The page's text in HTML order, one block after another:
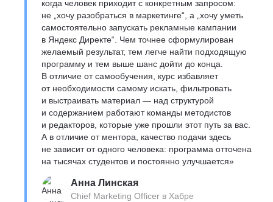
когда человек приходит с конкретным запросом:
не „хочу разобраться в маркетинге“, а „хочу уметь
самостоятельно запускать рекламные кампании
в Яндекс Директе“. Чем точнее сформулирован
желаемый результат, тем легче найти подходящую
программу и тем выше шанс дойти до конца.
В отличие от самообучения, курс избавляет
от необходимости самому искать, фильтровать
и выстраивать материал — над структурой
и содержанием работают команды методистов
и редакторов, которые уже прошли этот путь за вас.
А в отличие от ментора, качество подачи здесь
не зависит от одного человека: программа отточена
на тысячах студентов и постоянно улучшается»
Анна Линская
Chief Marketing Officer в Хабре